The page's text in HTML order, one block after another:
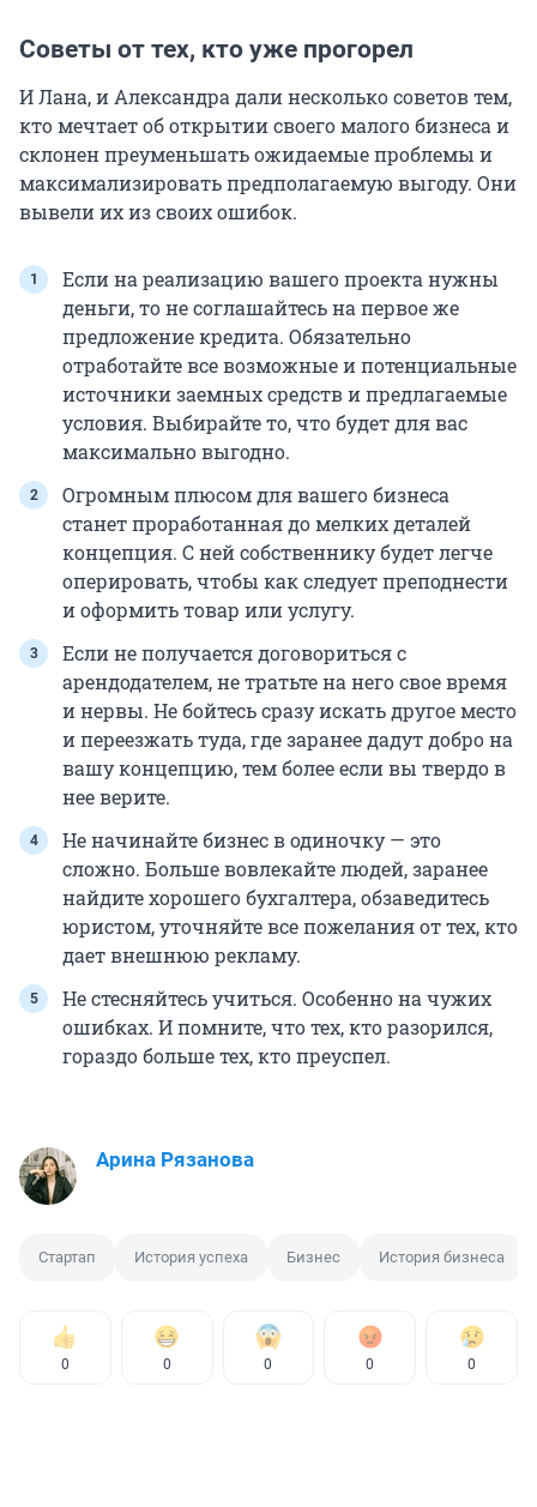
Советы от тех, кто уже прогорел
И Лана, и Александра дали несколько советов тем,
кто мечтает об открытии своего малого бизнеса и
склонен преуменьшать ожидаемые проблемы и
максимализировать предполагаемую выгоду. Они
вывели их из своих ошибок.
Если на реализацию вашего проекта нужны
деньги, то не соглашайтесь на первое же
предложение кредита. Обязательно
отработайте все возможные и потенциальные
источники заемных средств и предлагаемые
условия. Выбирайте то, что будет для вас
максимально выгодно.
Огромным плюсом для вашего бизнеса
станет проработанная до мелких деталей
концепция. С ней собственнику будет легче
оперировать, чтобы как следует преподнести
и оформить товар или услугу.
Если не получается договориться с
арендодателем, не тратьте на него свое время
и нервы. Не бойтесь сразу искать другое место
и переезжать туда, где заранее дадут добро на
вашу концепцию, тем более если вы твердо в
нее верите.
Не начинайте бизнес в одиночку — это
сложно. Больше вовлекайте людей, заранее
найдите хорошего бухгалтера, обзаведитесь
юристом, уточняйте все пожелания от тех, кто
дает внешнюю рекламу.
Не стесняйтесь учиться. Особенно на чужих
ошибках. И помните, что тех, кто разорился,
гораздо больше тех, кто преуспел.
Арина Рязанова
Стартап История успеха Бизнес История бизнеса
0 0 0 0 0